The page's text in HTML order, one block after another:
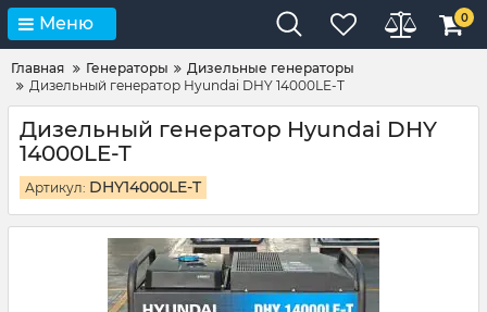
Меню 0
Главная Генераторы
Дизельные генераторы
Дизельный генератор Hyundai DHY 14000LE-T
Дизельный генератор Hyundai DHY
14000LE-T
Артикул: DHY14000LE-T